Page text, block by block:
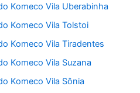
Komeco Vila Uberabinha
Komeco Vila Tolstoi
Komeco Vila Tiradentes
Komeco Vila Suzana
Komeco Vila Sônia